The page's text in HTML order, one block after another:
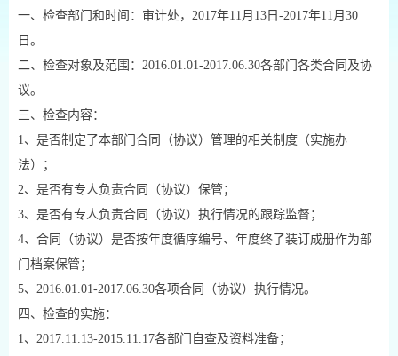
一、检查部门和时间：审计处，2017年11月13日-2017年11月30
日。
二、检查对象及范围：2016.01.01-2017.06.30各部门各类合同及协
议。
三、检查内容：
1、是否制定了本部门合同（协议）管理的相关制度（实施办
法）；
2、是否有专人负责合同（协议）保管；
3、是否有专人负责合同（协议）执行情况的跟踪监督；
4、合同（协议）是否按年度循序编号、年度终了装订成册作为部
门档案保管；
5、2016.01.01-2017.06.30各项合同（协议）执行情况。
四、检查的实施：
1、2017.11.13-2015.11.17各部门自查及资料准备；